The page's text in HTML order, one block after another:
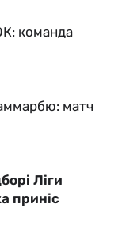
команда
матч
Ліги
приніс